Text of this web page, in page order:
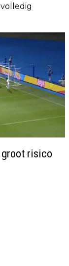
groot risico